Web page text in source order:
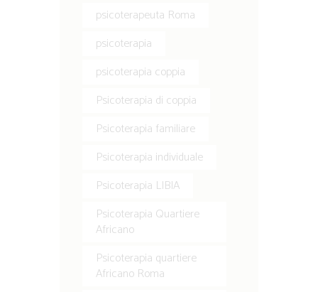
psicoterapeuta Roma
psicoterapia
psicoterapia coppia
Psicoterapia di coppia
Psicoterapia familiare
Psicoterapia individuale
Psicoterapia LIBIA
Psicoterapia Quartiere
Africano
Psicoterapia quartiere
Africano Roma